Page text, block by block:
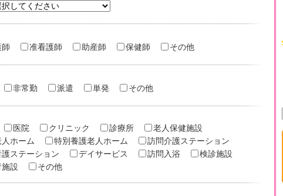
准看護師 助産師 保健師 その他
非常勤 派遣 単発 その他
医院 クリニック 診療所
老人保健施設
ホーム
特別養護老人ホーム
訪問介護ステーション
ステーション
デイサービス 訪問入浴
検診施設
設
その他